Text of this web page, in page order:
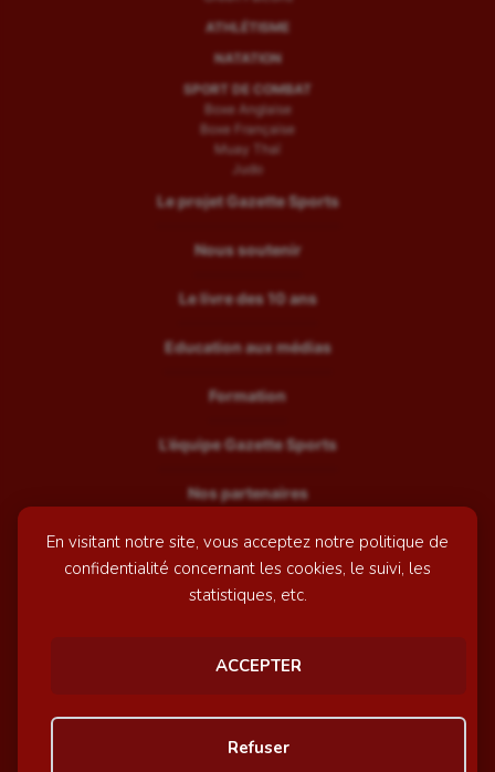
En visitant notre site, vous acceptez notre politique de
confidentialité concernant les cookies, le suivi, les
statistiques, etc.
ACCEPTER
Refuser
ATHLÉTISME
NATATION
SPORT DE COMBAT
Boxe Anglaise
Boxe Française
Muay Thaï
Judo
Le projet Gazette Sports
Nous soutenir
Le livre des 10 ans
Education aux médias
Formation
L’équipe Gazette Sports
Nos partenaires
Recrutement
Mentions légales
© GazetteSports - 2026 | Site internet réalisé par
Awelty